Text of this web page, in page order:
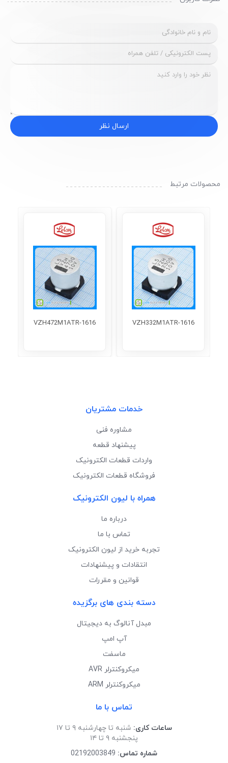
ارسال نظر
محصولات مرتبط
VZH332M1ATR-1616
VZH472M1ATR-1616
خدمات مشتریان
مشاوره فنی
پیشنهاد قطعه
واردات قطعات الکترونیک
فروشگاه قطعات الکترونیک
همراه با لیون الکترونیک
درباره ما
تماس با ما
تجربه خرید از لیون الکترونیک
انتقادات و پیشنهادات
قوانین و مقررات
دسته بندی های برگزیده
مبدل آنالوگ به دیجیتال
آپ امپ
ماسفت
میکروکنترلر AVR
میکروکنترلر ARM
تماس با ما
ساعات کاری: شنبه تا چهارشنبه ۹ تا ۱۷
پنجشنبه ۹ تا ۱۴
شماره تماس: 02192003849